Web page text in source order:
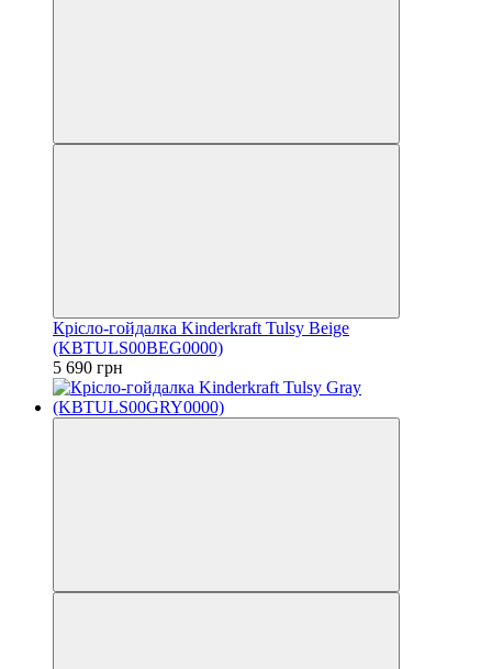
Крісло-гойдалка Kinderkraft Tulsy Beige
(KBTULS00BEG0000)
5 690 грн